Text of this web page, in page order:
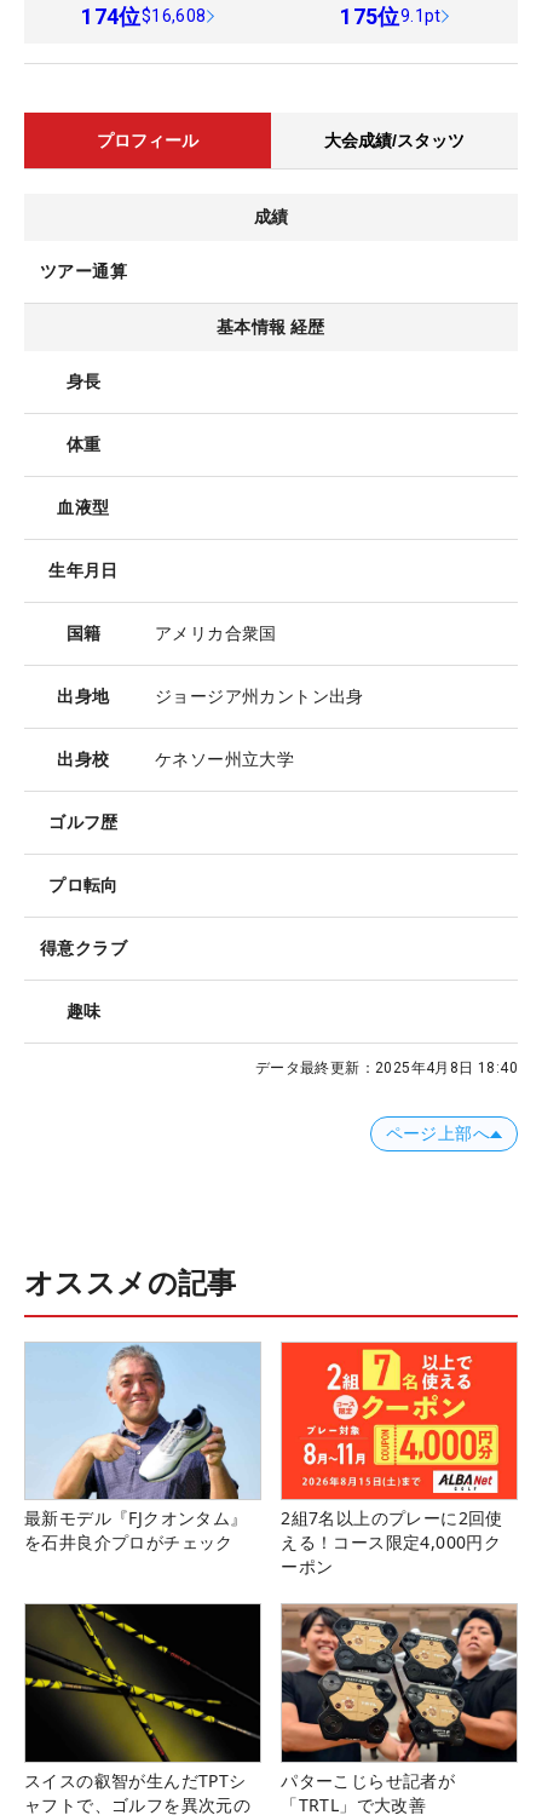
174位$16,608 175位9.1pt
プロフィール 大会成績/スタッツ
成績
ツアー通算
基本情報 経歴
身長
体重
血液型
生年月日
国籍 アメリカ合衆国
出身地 ジョージア州カントン出身
出身校 ケネソー州立大学
ゴルフ歴
プロ転向
得意クラブ
趣味
データ最終更新： 2025年4月8日 18:40
ページ上部へ
オススメの記事
最新モデル『FJクオンタム』
を石井良介プロがチェック
2組7名以上のプレーに2回使
える！コース限定4,000円ク
ーポン
スイスの叡智が生んだTPTシ
ャフトで、ゴルフを異次元の
パターこじらせ記者が
「TRTL」で大改善